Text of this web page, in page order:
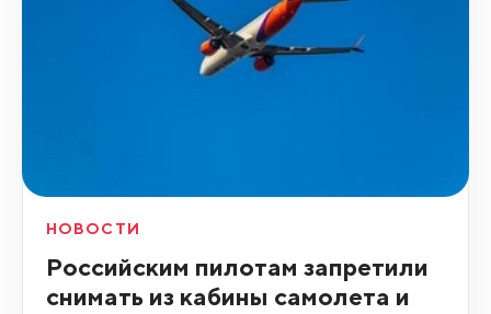
НОВОСТИ
Российским пилотам запретили
снимать из кабины самолета и